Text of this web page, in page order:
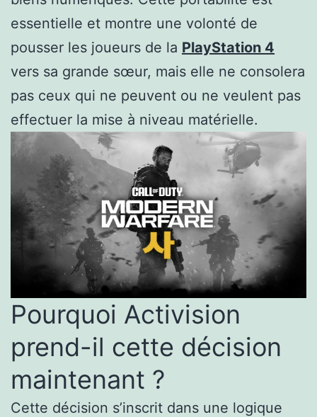
essentielle et montre une volonté de
pousser les joueurs de la PlayStation 4
vers sa grande sœur, mais elle ne consolera
pas ceux qui ne peuvent ou ne veulent pas
effectuer la mise à niveau matérielle.
Pourquoi Activision
prend-il cette décision
maintenant ?
Cette décision s’inscrit dans une logique